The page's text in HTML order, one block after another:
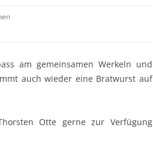
am gemeinsamen Werkeln und
auch wieder eine Bratwurst auf
Otte gerne zur Verfügung